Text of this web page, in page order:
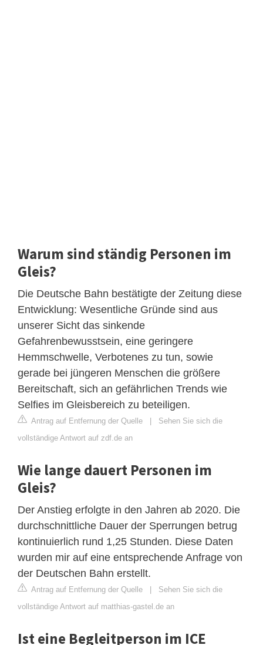
Warum sind ständig Personen im
Gleis?
Die Deutsche Bahn bestätigte der Zeitung diese
Entwicklung: Wesentliche Gründe sind aus
unserer Sicht das sinkende
Gefahrenbewusstsein, eine geringere
Hemmschwelle, Verbotenes zu tun, sowie
gerade bei jüngeren Menschen die größere
Bereitschaft, sich an gefährlichen Trends wie
Selfies im Gleisbereich zu beteiligen.
Antrag auf Entfernung der Quelle | Sehen Sie sich die
vollständige Antwort auf zdf.de an
Wie lange dauert Personen im
Gleis?
Der Anstieg erfolgte in den Jahren ab 2020. Die
durchschnittliche Dauer der Sperrungen betrug
kontinuierlich rund 1,25 Stunden. Diese Daten
wurden mir auf eine entsprechende Anfrage von
der Deutschen Bahn erstellt.
Antrag auf Entfernung der Quelle | Sehen Sie sich die
vollständige Antwort auf matthias-gastel.de an
Ist eine Begleitperson im ICE